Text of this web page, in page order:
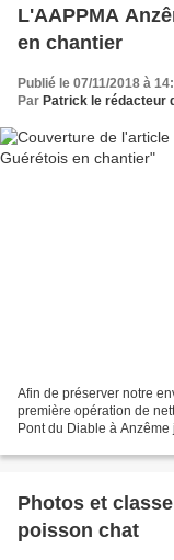
L'AAPPMA
en chantier
Publié le 07/11/2018 à
Par Patrick le rédacteur
Afin de préserver notre
première opération de
Pont du Diable à
Photos et
poisson chat